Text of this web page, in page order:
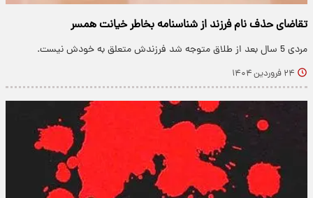
تقاضای حذف نام فرزند از شناسنامه بخاطر خیانت همسر
مردی 5 سال بعد از طلاق متوجه شد فرزندش متعلق به خودش نیست.
۲۴ فروردین ۱۴۰۴